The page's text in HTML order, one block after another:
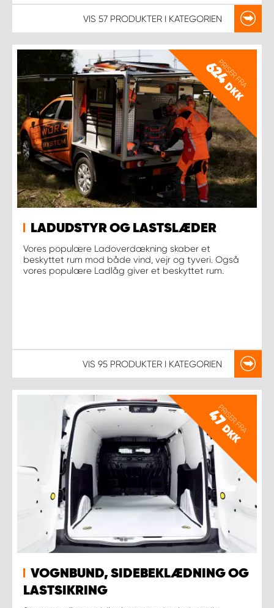
VIS 57 PRODUKTER I KATEGORIEN
PRISER FRA
624
DKK
LADUDSTYR OG LASTSLÆDER
Vores populære Ladoverdækning skaber et
beskyttet rum mod både vind, vejr og tyveri. Også
vores populære Ladlåg giver et beskyttet rum.
VIS 95 PRODUKTER I KATEGORIEN
PRISER FRA
47
DKK
VOGNBUND, SIDEBEKLÆDNING OG
LASTSIKRING